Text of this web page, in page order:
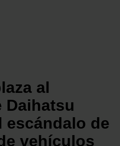
al
Daihatsu
escándalo de
vehículos